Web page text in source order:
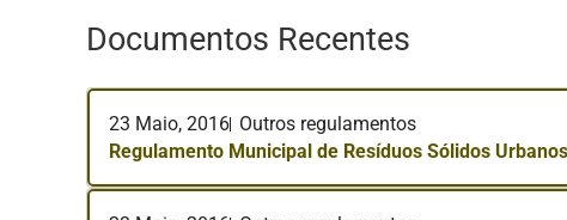
Documentos Recentes
23 Maio, 2016 Outros regulamentos
Regulamento Municipal de Resíduos Sólidos